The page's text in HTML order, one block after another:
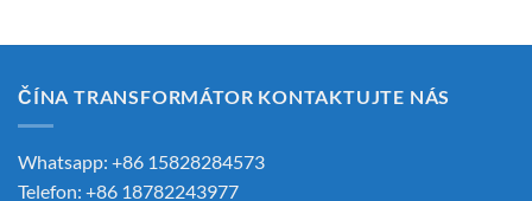
ČÍNA TRANSFORMÁTOR KONTAKTUJTE NÁS
Whatsapp: +86 15828284573
Telefon: +86 18782243977